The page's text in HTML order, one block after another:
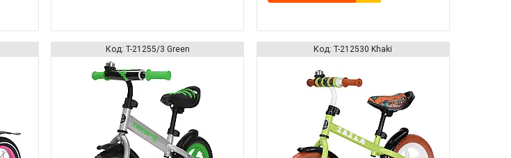
T-21255/3 Green T-212530 Khaki